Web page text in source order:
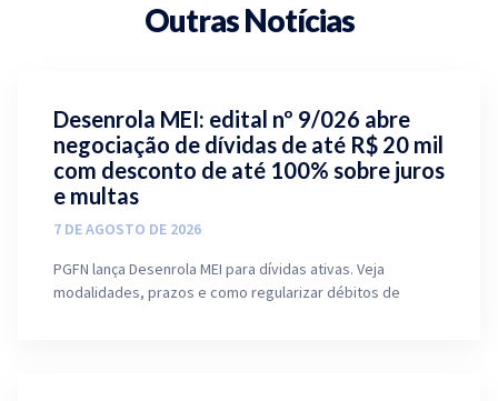
Outras Notícias
Desenrola MEI: edital nº 9/026 abre
negociação de dívidas de até R$ 20 mil
com desconto de até 100% sobre juros
e multas
7 DE AGOSTO DE 2026
PGFN lança Desenrola MEI para dívidas ativas. Veja
modalidades, prazos e como regularizar débitos de